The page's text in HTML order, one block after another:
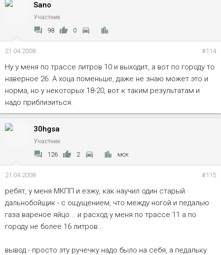
Sano
Участник
98 0
21.04.2008 #114
Ну у меня по трассе литров 10 и выходит, а вот по городу то
наверное 26. А хоца поменьше, даже не знаю может это и
норма, но у некоторых 18-20, вот к таким результатам и
надо приблизиться.
30hgsa
Участник
126 2 мск
21.04.2008 #115
ребят, у меня МКПП и езжу, как научил один старый
дальнобойщик - с ощущением, что между ногой и педалью
газа вареное яйцо... и расход у меня по трассе 11 а по
городу не более 16 литров...
вывод - просто эту ручечку надо было на себя, а педальку